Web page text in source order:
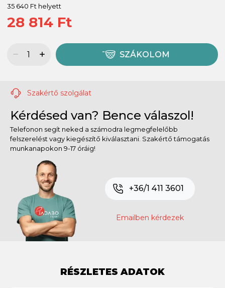
35 640 Ft helyett
28 814 Ft
SZÁKOLOM
Szakértő szolgálat
Kérdésed van? Bence válaszol!
Telefonon segít neked a számodra legmegfelelőbb
felszerelést vagy kiegészítő kiválasztani. Szakértő támogatás
munkanapokon 9-17 óráig!
+36/1 411 3601
Emailben kérdezek
RÉSZLETES ADATOK